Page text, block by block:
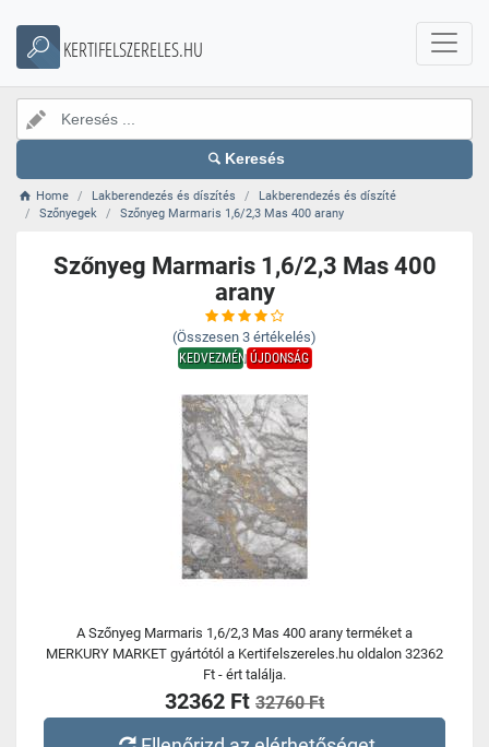
KERTIFELSZERELES.HU
Keresés
Home Lakberendezés és díszítés
Lakberendezés és díszíté
Szőnyegek
Szőnyeg Marmaris 1,6/2,3 Mas 400 arany
Szőnyeg Marmaris 1,6/2,3 Mas 400
arany
(Összesen 3 értékelés)
KEDVEZMÉNYÚJDONSÁG
A Szőnyeg Marmaris 1,6/2,3 Mas 400 arany terméket a
MERKURY MARKET gyártótól a Kertifelszereles.hu oldalon 32362
Ft - ért találja.
32362 Ft 32760 Ft